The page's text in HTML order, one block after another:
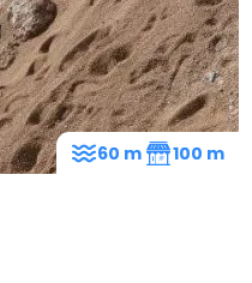
60 m 100 m